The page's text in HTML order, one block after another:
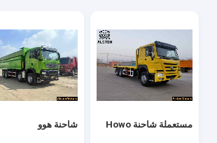
مستعملة شاحنة Howo شاحنة هوو